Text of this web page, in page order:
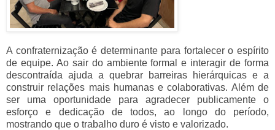
A confraternização é determinante para fortalecer o espírito
de equipe. Ao sair do ambiente formal e interagir de forma
descontraída ajuda a quebrar barreiras hierárquicas e a
construir relações mais humanas e colaborativas. Além de
ser uma oportunidade para agradecer publicamente o
esforço e dedicação de todos, ao longo do período,
mostrando que o trabalho duro é visto e valorizado.